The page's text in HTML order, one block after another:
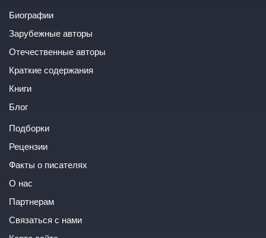
Биографии
Зарубежные авторы
Отечественные авторы
Краткие содержания
Книги
Блог
Подборки
Рецензии
Факты о писателях
О нас
Партнерам
Связаться с нами